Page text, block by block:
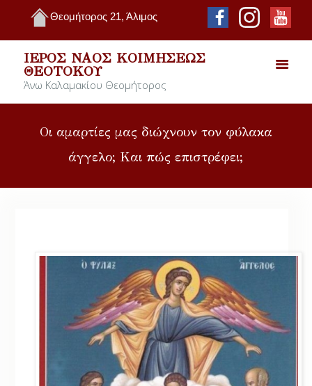
Θεομήτορος 21, Άλιμος
ΙΕΡΌΣ ΝΑΌΣ ΚΟΙΜΉΣΕΩΣ
ΘΕΟΤΌΚΟΥ
Άνω Καλαμακίου Θεομήτορος
Οι αμαρτίες μας διώχνουν τον φύλακα
άγγελο; Και πώς επιστρέφει;